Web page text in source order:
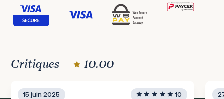
Critiques 10.00
15 juin 2025 10